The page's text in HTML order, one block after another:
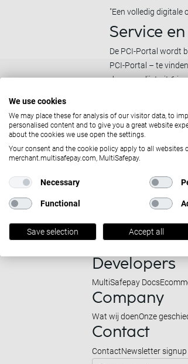
"Een volledig digitale
Service
De PCI-Portal wordt
PCI-Portal – te
de vragenlijst uit 6 ja
tijdens de
Solutions
Partners
Developers
MultiSafepay Docs
Company
Wat wij doenOnze
Contact
ContactNewsletter signup
We use cookies
We may place these for analysis of our visitor data, to
personalised content and to give you a great website
about the cookies we use open the settings.
Your consent and the cookie policy apply to all websites
merchant.multisafepay.com, MultiSafepay.
Necessary
Functional
Save selection Accept all